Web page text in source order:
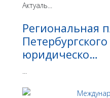
Актуаль...
Региональная
юридическо…
...